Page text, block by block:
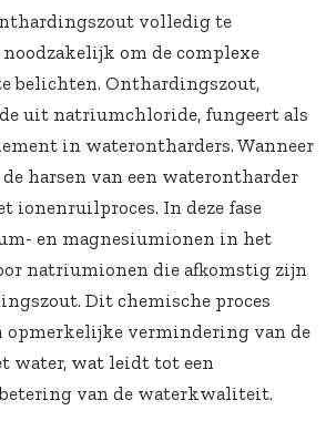
volledig te
om de complexe
belichten. Onthardingszout,
uit natriumchloride, fungeert als
in waterontharders. Wanneer
harsen van een waterontharder
ionenruilproces. In deze fase
en magnesiumionen in het
natriumionen die afkomstig zijn
Dit chemische proces
opmerkelijke vermindering van de
water, wat leidt tot een
van de waterkwaliteit.